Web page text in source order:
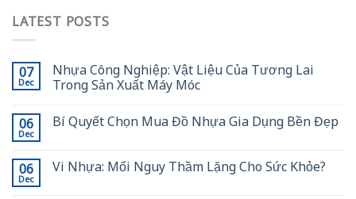
LATEST POSTS
07
Dec
Nhựa Công Nghiệp: Vật Liệu Của Tương Lai
Trong Sản Xuất Máy Móc
06
Dec
Bí Quyết Chọn Mua Đồ Nhựa Gia Dụng Bền Đẹp
06
Dec
Vi Nhựa: Mối Nguy Thầm Lặng Cho Sức Khỏe?